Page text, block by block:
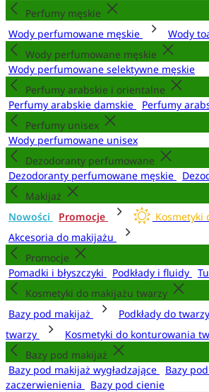
Perfumy męskie
Wody perfumowane męskie
Wody
Wody perfumowane męskie
Wody perfumowane selektywne męskie
Perfumy arabskie i orientalne
Perfumy arabskie damskie
Perfumy
Perfumy unisex
Wody perfumowane unisex
Dezodoranty perfumowane
Dezodoranty perfumowane męskie
Makijaż
Nowości
Promocje Kosmetyki
Akcesoria do makijażu
Promocje
Pomadki i błyszczyki
Podkłady i fluidy
Kosmetyki do makijażu twarzy
Bazy pod makijaż
Podkłady do twarzy
twarzy
Kosmetyki do konturowania
Bazy pod makijaż
Bazy pod makijaż wygładzające
Bazy
zaczerwienienia
Bazy pod cienie